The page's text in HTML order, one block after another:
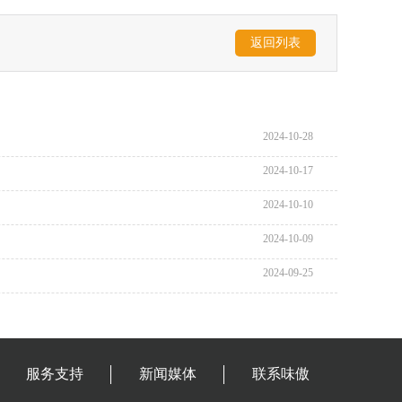
返回列表
2024-10-28
2024-10-17
2024-10-10
2024-10-09
2024-09-25
服务支持 新闻媒体 联系味傲